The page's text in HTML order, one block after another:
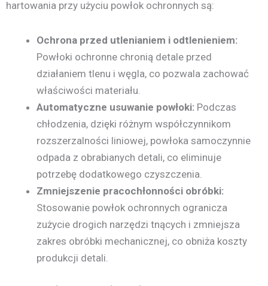
hartowania przy użyciu powłok ochronnych są:
Ochrona przed utlenianiem i odtlenieniem:
Powłoki ochronne chronią detale przed
działaniem tlenu i węgla, co pozwala zachować
właściwości materiału.
Automatyczne usuwanie powłoki: Podczas
chłodzenia, dzięki różnym współczynnikom
rozszerzalności liniowej, powłoka samoczynnie
odpada z obrabianych detali, co eliminuje
potrzebę dodatkowego czyszczenia.
Zmniejszenie pracochłonności obróbki:
Stosowanie powłok ochronnych ogranicza
zużycie drogich narzędzi tnących i zmniejsza
zakres obróbki mechanicznej, co obniża koszty
produkcji detali.